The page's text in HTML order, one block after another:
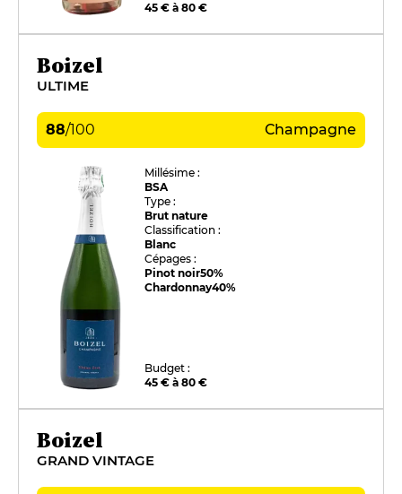
45 € à 80 €
Boizel
ULTIME
88/100 Champagne
Millésime :
BSA
Type :
Brut nature
Classification :
Blanc
Cépages :
Pinot noir50%
Chardonnay40%
Budget :
45 € à 80 €
Boizel
GRAND VINTAGE